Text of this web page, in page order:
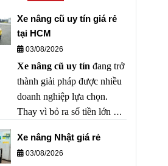
Xe nâng cũ uy tín giá rẻ
tại HCM
03/08/2026
Xe nâng cũ uy tín đang trở
thành giải pháp được nhiều
doanh nghiệp lựa chọn.
Thay vì bỏ ra số tiền lớn để
kho bãi và doanh nghiệp
sản xuất ưu tiên sử dụng xe
Xe nâng Nhật giá rẻ
03/08/2026